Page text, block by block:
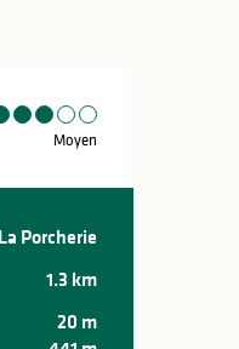
Moyen
La Porcherie
1.3 km
20 m